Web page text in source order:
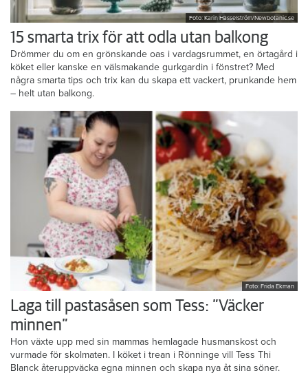
Foto: Karin Hasselström/Newbotanic.se
15 smarta trix för att odla utan balkong
Drömmer du om en grönskande oas i vardagsrummet, en örtagård i
köket eller kanske en välsmakande gurkgardin i fönstret? Med
några smarta tips och trix kan du skapa ett vackert, prunkande hem
– helt utan balkong.
Foto: Frida Ekman
Laga till pastasåsen som Tess: ”Väcker
minnen”
Hon växte upp med sin mammas hemlagade husmanskost och
vurmade för skolmaten. I köket i trean i Rönninge vill Tess Thi
Blanck återuppväcka egna minnen och skapa nya åt sina söner.